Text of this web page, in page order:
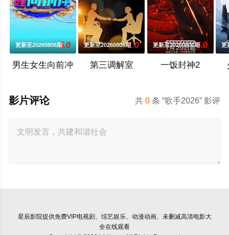
更新至20260806期5.0
男生女生向前冲
更新至20260806期1.0
第三调解室
更新至20260806期5.0
一饭封神2
更
共0 条 “歌手2026” 影评
影片评论
星辰影院提供免费VIP电视剧、综艺娱乐、动漫动画、未删减高清电影大
全在线观看